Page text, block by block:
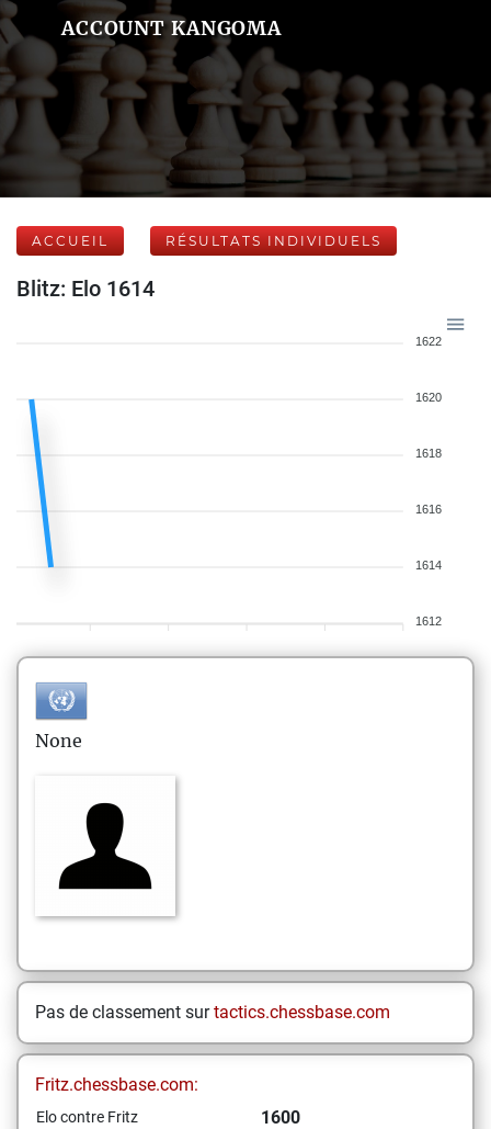
ACCOUNT KANGOMA
ACCUEIL RÉSULTATS INDIVIDUELS
Blitz: Elo 1614
1622
1620
1618
1616
1614
1612
None
Pas de classement surtactics.chessbase.com
Fritz.chessbase.com:
Elo contre Fritz 1600